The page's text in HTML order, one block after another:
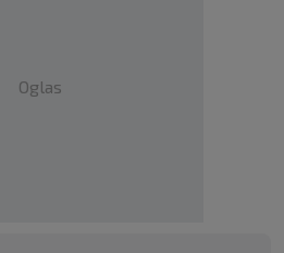
Oglas